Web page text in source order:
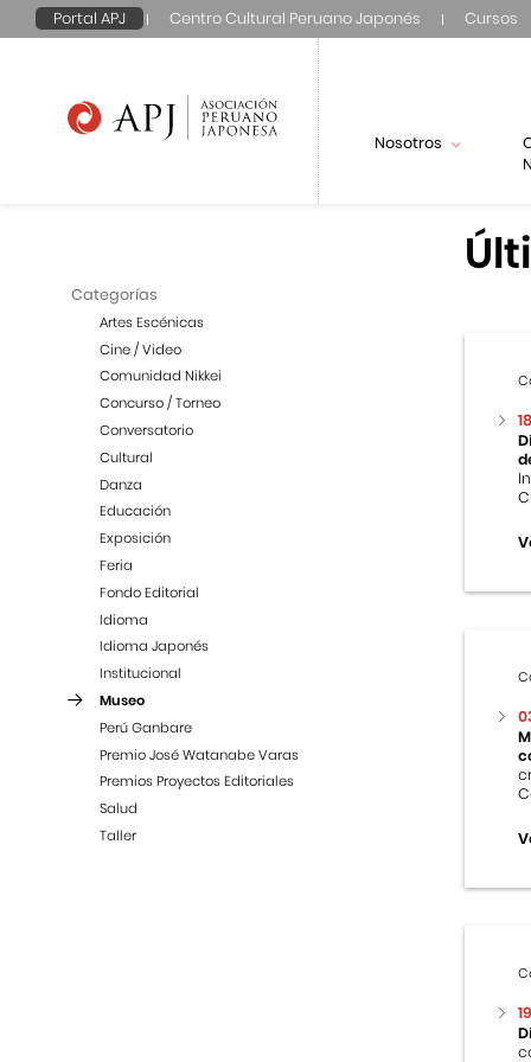
Portal APJ Centro Cultural Peruano Japonés Cursos
Nosotros
Categorías
Artes Escénicas
Cine / Video
Comunidad Nikkei
Concurso / Torneo
Conversatorio
Cultural
Danza
Educación
Exposición
Feria
Fondo Editorial
Idioma
Idioma Japonés
Institucional
Museo
Perú Ganbare
Premio José Watanabe Varas
Premios Proyectos Editoriales
Salud
Taller